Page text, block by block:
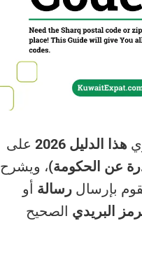
هذا الدليل 2026
على
عن الحكومة)، ويشرح
بإرسال رسالة أو
البريدي الصحيح